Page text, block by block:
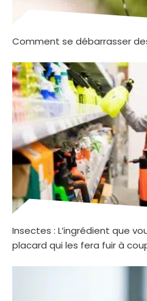
Comment se débarrasser
Insectes : L’ingrédient que
placard qui les fera fuir à